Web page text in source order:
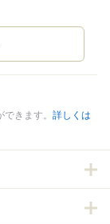
きます。 詳しくは